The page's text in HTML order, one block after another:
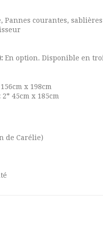
Pannes courantes, sablières
En option. Disponible en
x 198cm
2* 45cm x 185cm
de Carélie)